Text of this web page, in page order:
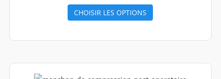
CHOISIR LES OPTIONS